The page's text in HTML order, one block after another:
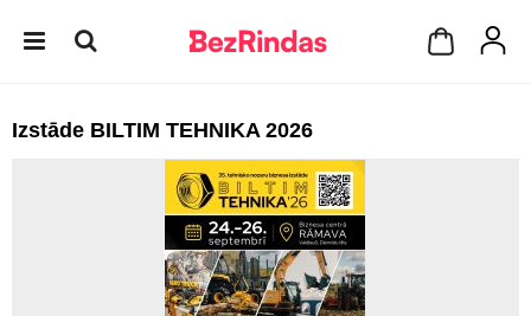
Izstāde BILTIM TEHNIKA 2026